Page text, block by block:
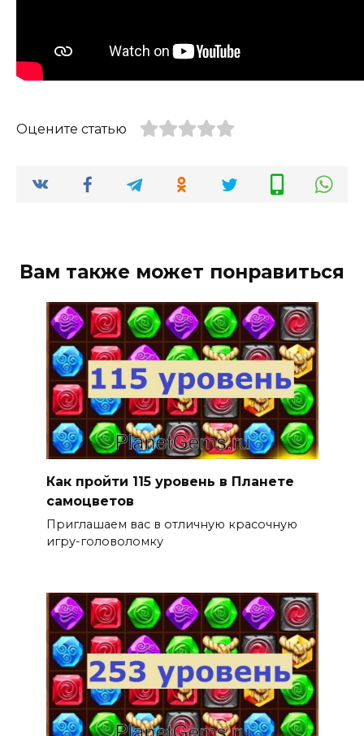
Оцените статью
Вам также может понравиться
Как пройти 115 уровень в Планете
самоцветов
Приглашаем вас в отличную красочную
игру-головоломку